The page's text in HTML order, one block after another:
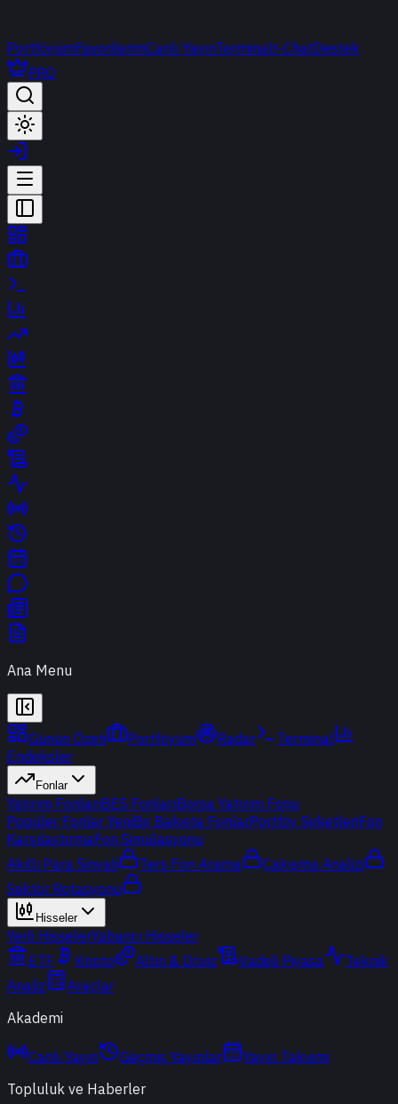
PortföyümFavorilerimCanlı YayınTerminalt-ChatDestek
PRO
Ana Menu
Günün Özeti Portföyüm Radar
Terminal
Endeksler
Fonlar
Yatırım FonlarıBES FonlarıBorsa Yatırım Fonu
Popüler Fonlar YeniBir Bakışta FonlarPortföy ŞirketleriFon
KarşılaştırmaFon Simülasyonu
Akıllı Para Sinyali
Ters Fon Arama
Çakışma Analizi
Sektör Rotasyonu
Hisseler
Yerli HisselerYabancı Hisseler
ETF
Kripto Altın & Döviz Vadeli Piyasa
Teknik
Analiz
Araçlar
Akademi
Canlı Yayın Geçmiş Yayınlar
Yayın Takvimi
Topluluk ve Haberler